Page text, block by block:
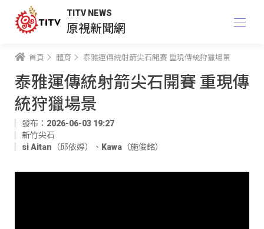
TITV NEWS
原視新聞網
首頁 體育 泰雅運傳統射箭尖石開賽 重現傳統狩獵場景
泰雅運傳統射箭尖石開賽 重現傳
統狩獵場景
發布：2026-06-03 19:27
新竹尖石
si Aitan（邱依婷）
、 Kawa（施俊銘）